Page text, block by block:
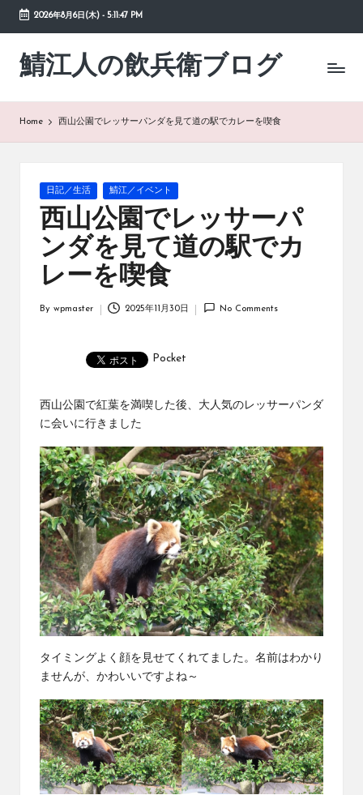
Skip
content
2026年8月6日(木)- 5:11:47 PM
鯖江人の飲兵衛ブログ
日々
の
Home 西山公園でレッサーパンダを見て道の駅でカレーを喫食
Posted
in
日記／生活 鯖江／イベント
西山公園でレッサーパ
ンダを見て道の駅でカ
レーを喫食
By wpmaster 2025年11月30日 No Comments
Pocket
西山公園で紅葉を満喫 した後、大人気のレッサーパンダ
に会いに行きました
タイミングよく顔を見せてくれてました。名前はわかり
ませんが、かわいいですよね～